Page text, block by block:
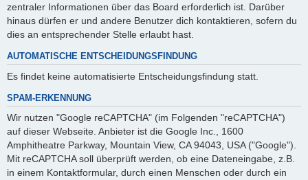
zentraler Informationen über das Board erforderlich ist. Darüber
hinaus dürfen er und andere Benutzer dich kontaktieren, sofern du
dies an entsprechender Stelle erlaubt hast.
AUTOMATISCHE ENTSCHEIDUNGSFINDUNG
Es findet keine automatisierte Entscheidungsfindung statt.
SPAM-ERKENNUNG
Wir nutzen "Google reCAPTCHA" (im Folgenden "reCAPTCHA")
auf dieser Webseite. Anbieter ist die Google Inc., 1600
Amphitheatre Parkway, Mountain View, CA 94043, USA ("Google").
Mit reCAPTCHA soll überprüft werden, ob eine Dateneingabe, z.B.
in einem Kontaktformular, durch einen Menschen oder durch ein